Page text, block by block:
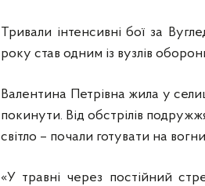
Тривали інтенсивні бої за
року став одним із вузлів
Валентина Петрівна жила у
покинути. Від обстрілів
світло – почали готувати на
«У травні через постійний